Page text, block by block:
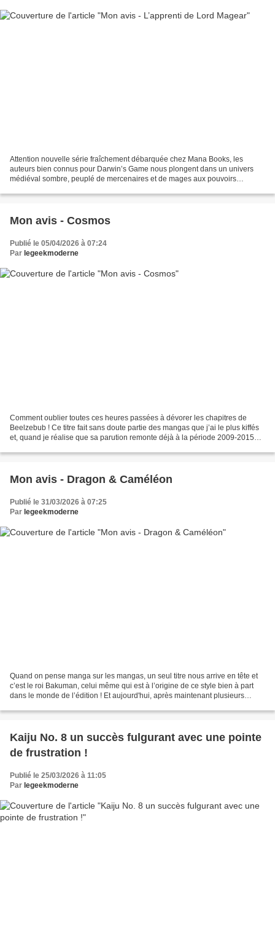
Attention nouvelle série fraîchement débarquée chez Mana Books, les
auteurs bien connus pour Darwin’s Game nous plongent dans un univers
médiéval sombre, peuplé de mercenaires et de mages aux pouvoirs
Mon avis - Cosmos
Publié le 05/04/2026 à 07:24
Par legeekmoderne
Comment oublier toutes ces heures passées à dévorer les chapitres de
Beelzebub ! Ce titre fait sans doute partie des mangas que j’ai le plus kiffés
et, quand je réalise que sa parution remonte déjà à la période 2009-2015
Mon avis - Dragon & Caméléon
Publié le 31/03/2026 à 07:25
Par legeekmoderne
Quand on pense manga sur les mangas, un seul titre nous arrive en tête et
c’est le roi Bakuman, celui même qui est à l’origine de ce style bien à part
dans le monde de l’édition ! Et aujourd'hui, après maintenant plusieurs
Kaiju No. 8 un succès fulgurant avec une pointe
de frustration !
Publié le 25/03/2026 à 11:05
Par legeekmoderne